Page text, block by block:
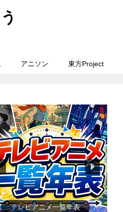
アニソン 東方Project
テレビアニメ一覧年表